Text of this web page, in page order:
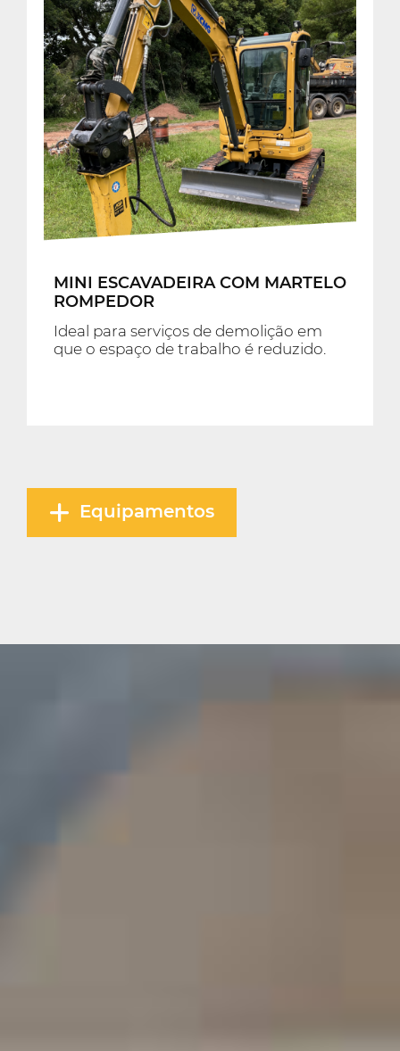
MINI ESCAVADEIRA COM MARTELO
ROMPEDOR
Ideal para serviços de demolição em
que o espaço de trabalho é reduzido.
Equipamentos